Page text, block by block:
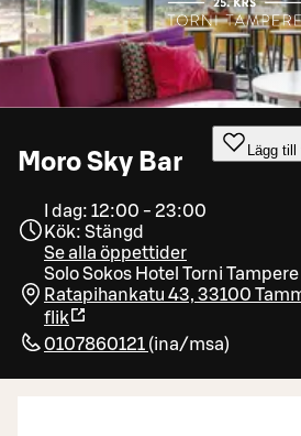
Moro Sky Bar Lägg
I dag: 12:00 - 23:00
Kök: Stängd
Se alla öppettider
Solo Sokos Hotel Torni Tampere
Ratapihankatu 43, 33100
flik
0107860121 (ina/msa)